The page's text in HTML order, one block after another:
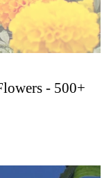
- 500+
DI LISTINO